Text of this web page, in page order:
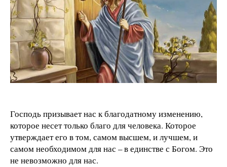
Господь призывает нас к благодатному изменению,
которое несет только благо для человека. Которое
утверждает его в том, самом высшем, и лучшем, и
самом необходимом для нас – в единстве с Богом. Это
не невозможно для нас.